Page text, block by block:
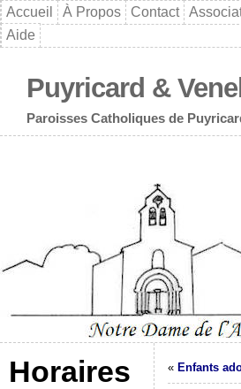
Accueil À Propos Contact
Aide
Puyricard &
Paroisses Catholiques de
Horaires
« Enfants